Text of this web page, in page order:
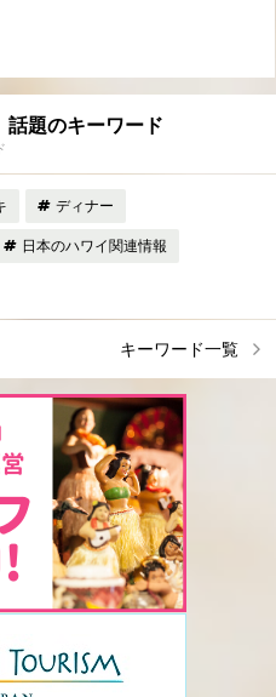
話題のキーワード
ディナー
日本のハワイ関連情報
キーワード一覧